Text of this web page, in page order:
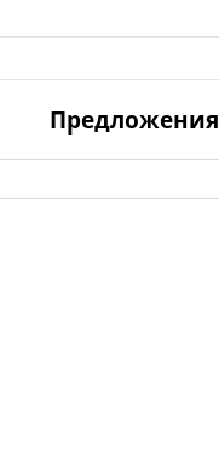
Предложения